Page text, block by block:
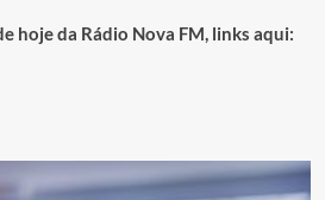
hoje da Rádio Nova FM, links aqui: